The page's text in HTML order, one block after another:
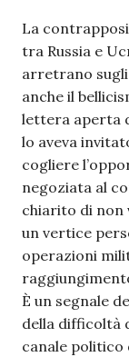
La
tra Russia e
arretrano
anche il
lettera aperta
lo aveva
cogliere
negoziata al
chiarito di non
un vertice
operazioni
È un segnale
della difficoltà
canale